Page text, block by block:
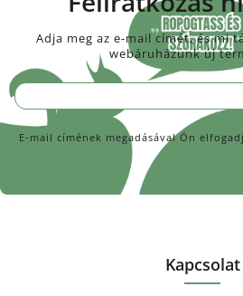
Kapcsolat
Adja meg az e-mail címét, és mi
webáruházunk új
E-mail címének megadásával Ön